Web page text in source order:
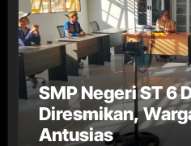
SMP Negeri ST 6
Diresmikan,
Antusias